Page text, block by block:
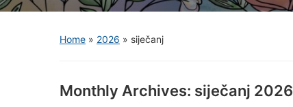
Home » 2026 » siječanj
Monthly Archives: siječanj 2026